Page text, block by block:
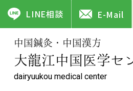
筋ジストロフィー（筋肉破壊壊死
LINE相談 E-Mail
中国鍼灸・中国漢方
大龍江中国医学セ
dairyuukou medical center